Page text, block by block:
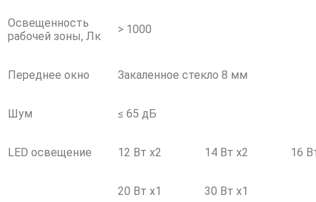
Освещенность
рабочей зоны, Лк
> 1000
Переднее окно Закаленное стекло 8 мм
Шум ≤ 65 дБ
LED освещение 12 Вт х2 14 Вт х2 16
20 Вт х1 30 Вт х1